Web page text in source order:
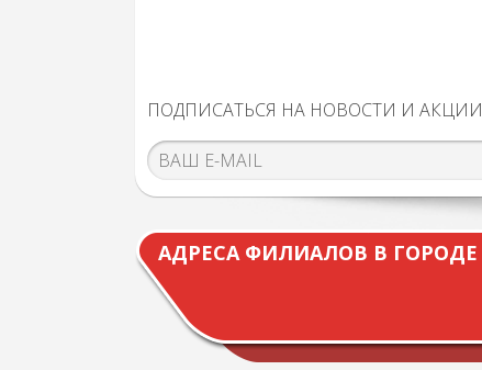
ПОДПИСАТЬСЯ НА НОВОСТИ И АКЦИИ
АДРЕСА ФИЛИАЛОВ В ГОРОДЕ